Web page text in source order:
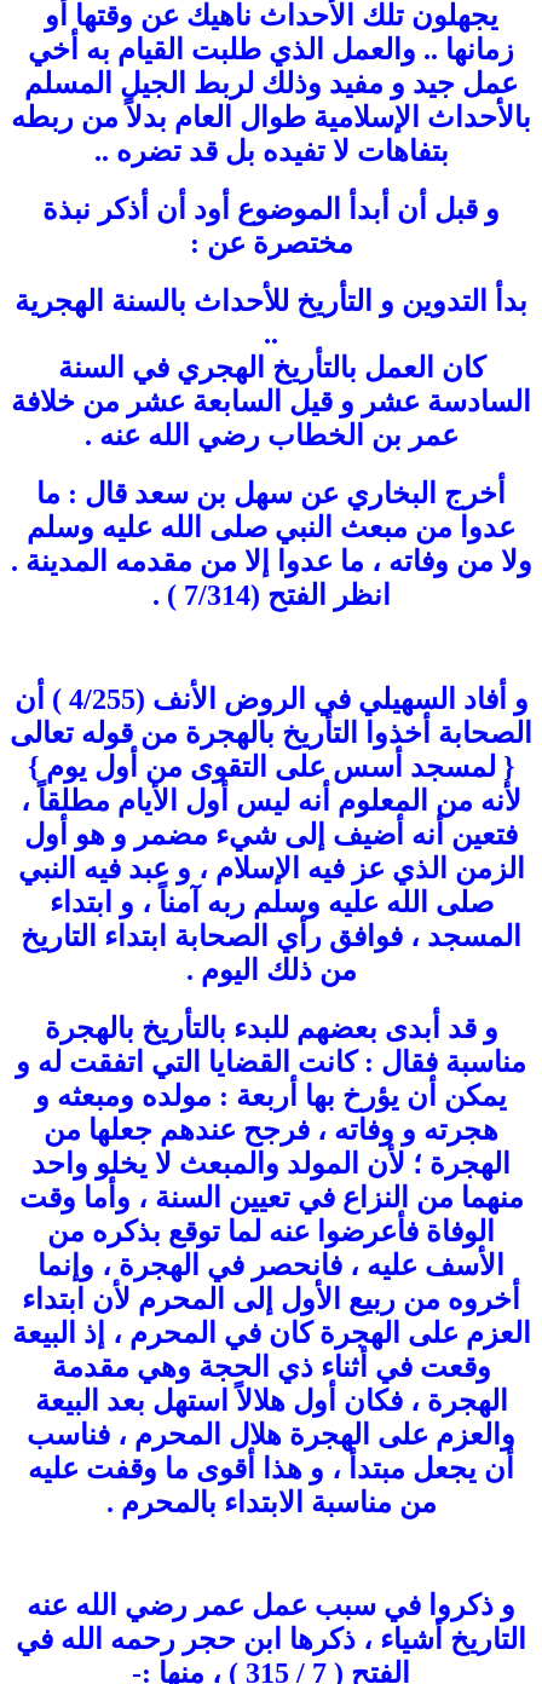
يجهلون تلك الأحداث ناهيك عن وقتها أو
زمانها .. والعمل الذي طلبت القيام به أخي
عمل جيد و مفيد وذلك لربط الجيل المسلم
بالأحداث الإسلامية طوال العام بدلاً من ربطه
بتفاهات لا تفيده بل قد تضره ..
و قبل أن أبدأ الموضوع أود أن أذكر نبذة
مختصرة عن :
بدأ التدوين و التأريخ للأحداث بالسنة الهجرية
..
كان العمل بالتأريخ الهجري في السنة
السادسة عشر و قيل السابعة عشر من خلافة
عمر بن الخطاب رضي الله عنه .
أخرج البخاري عن سهل بن سعد قال : ما
عدوا من مبعث النبي صلى الله عليه وسلم
ولا من وفاته ، ما عدوا إلا من مقدمه المدينة .
انظر الفتح (7/314 ) .
و أفاد السهيلي في الروض الأنف (4/255 ) أن
الصحابة أخذوا التأريخ بالهجرة من قوله تعالى
{ لمسجد أسس على التقوى من أول يوم }
لأنه من المعلوم أنه ليس أول الأيام مطلقاً ،
فتعين أنه أضيف إلى شيء مضمر و هو أول
الزمن الذي عز فيه الإسلام ، و عبد فيه النبي
صلى الله عليه وسلم ربه آمناً ، و ابتداء
المسجد ، فوافق رأي الصحابة ابتداء التاريخ
من ذلك اليوم .
و قد أبدى بعضهم للبدء بالتأريخ بالهجرة
مناسبة فقال : كانت القضايا التي اتفقت له و
يمكن أن يؤرخ بها أربعة : مولده ومبعثه و
هجرته و وفاته ، فرجح عندهم جعلها من
الهجرة ؛ لأن المولد والمبعث لا يخلو واحد
منهما من النزاع في تعيين السنة ، وأما وقت
الوفاة فأعرضوا عنه لما توقع بذكره من
الأسف عليه ، فانحصر في الهجرة ، وإنما
أخروه من ربيع الأول إلى المحرم لأن ابتداء
العزم على الهجرة كان في المحرم ، إذ البيعة
وقعت في أثناء ذي الحجة وهي مقدمة
الهجرة ، فكان أول هلالاً استهل بعد البيعة
والعزم على الهجرة هلال المحرم ، فناسب
أن يجعل مبتدأ ، و هذا أقوى ما وقفت عليه
من مناسبة الابتداء بالمحرم .
و ذكروا في سبب عمل عمر رضي الله عنه
التاريخ أشياء ، ذكرها ابن حجر رحمه الله في
الفتح ( 7 / 315 ) ، منها :-